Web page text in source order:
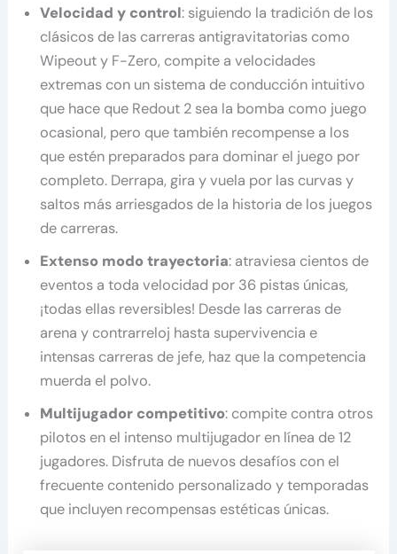
Velocidad y control: siguiendo la tradición de los
clásicos de las carreras antigravitatorias como
Wipeout y F-Zero, compite a velocidades
extremas con un sistema de conducción intuitivo
que hace que Redout 2 sea la bomba como juego
ocasional, pero que también recompense a los
que estén preparados para dominar el juego por
completo. Derrapa, gira y vuela por las curvas y
saltos más arriesgados de la historia de los juegos
de carreras.
Extenso modo trayectoria: atraviesa cientos de
eventos a toda velocidad por 36 pistas únicas,
¡todas ellas reversibles! Desde las carreras de
arena y contrarreloj hasta supervivencia e
intensas carreras de jefe, haz que la competencia
muerda el polvo.
Multijugador competitivo: compite contra otros
pilotos en el intenso multijugador en línea de 12
jugadores. Disfruta de nuevos desafíos con el
frecuente contenido personalizado y temporadas
que incluyen recompensas estéticas únicas.